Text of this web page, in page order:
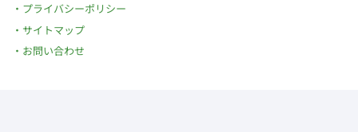
プライバシーポリシー
サイトマップ
お問い合わせ